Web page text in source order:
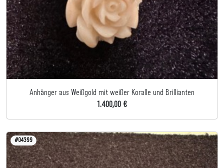
Anhänger aus Weißgold mit weißer Koralle und Brillianten
1.400,00 €
#04399